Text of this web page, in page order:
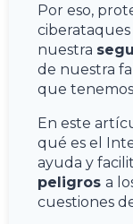
Por eso,
nuestra
de nuestra
que
En este
qué es el
ayuda y
peligros a
cuestiones